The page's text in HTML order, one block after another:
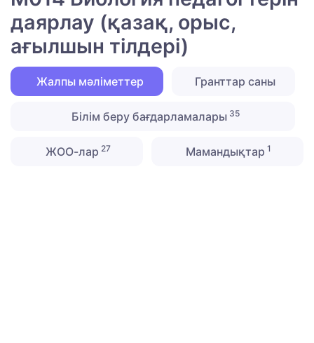
даярлау (қазақ, орыс,
ағылшын тілдері)
Жалпы мәліметтер Гранттар саны
Білім беру бағдарламалары 35
ЖОО-лар 27 Мамандықтар 1